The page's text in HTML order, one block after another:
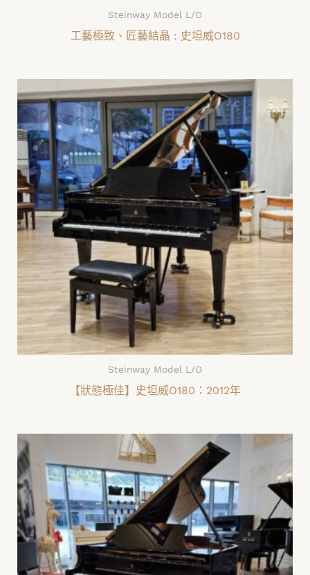
Steinway Model L/O
工藝極致、匠藝結晶 : 史坦威O180
Steinway Model L/O
【狀態極佳】史坦威O180：2012年